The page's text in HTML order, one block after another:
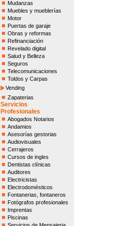
Mudanzas
Muebles y mueblerías
Motor
Puertas de garaje
Obras y reformas
Refinanciación
Revelado digital
Salud y Belleza
Seguros
Telecomunicaciones
Toldos y Carpas
Vending
Zapaterias
Servicios
Profesionales
Abogados Notarios
Andamios
Asesorías gestorias
Audiovisuales
Cerrajeros
Cursos de ingles
Dentistas clínicas
Auditores
Electricistas
Electrodomésticos
Fontanerias, fontaneros
Fotógrafos profesionales
Imprentas
Piscinas